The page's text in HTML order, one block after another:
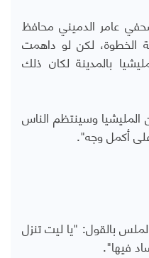
عامر الدميني محافظ
الخطوة، لكن لو داهمت
بالمدينة لكان ذلك
وسينتظم الناس
أكمل وجه".
بالقول: "يا ليت تنزل
فيها".